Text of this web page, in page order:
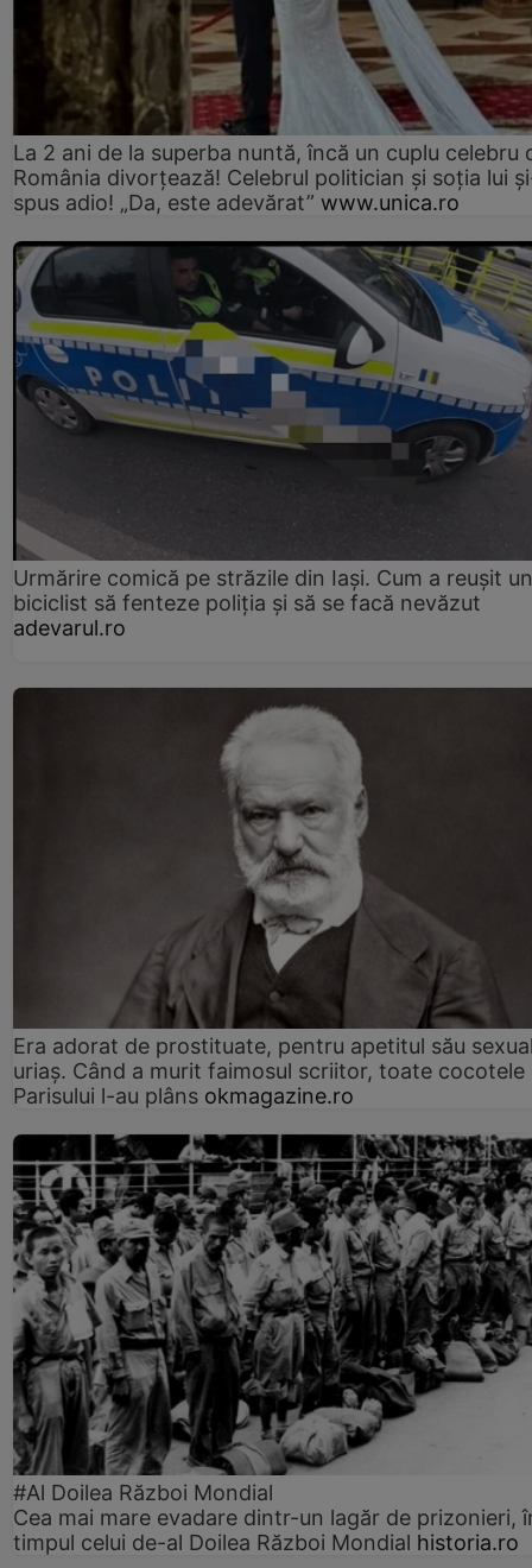
La 2 ani de la superba nuntă, încă un cuplu celebru
România divorțează! Celebrul politician și soția lui
spus adio! „Da, este adevărat” www.unica.ro
Urmărire comică pe străzile din Iași. Cum a reușit un
biciclist să fenteze poliția și să se facă nevăzut
adevarul.ro
Era adorat de prostituate, pentru apetitul său
uriaș. Când a murit faimosul scriitor, toate cocotele
Parisului l-au plâns okmagazine.ro
#Al Doilea Război Mondial
Cea mai mare evadare dintr-un lagăr de prizonieri,
timpul celui de-al Doilea Război Mondial historia.ro